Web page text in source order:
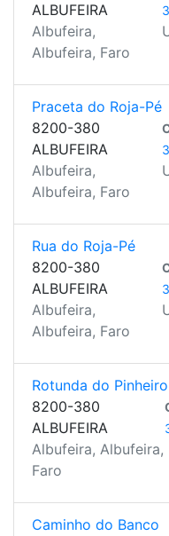
ALBUFEIRA
Albufeira,
Albufeira, Faro
Praceta do Roja-Pé
8200-380
ALBUFEIRA
Albufeira,
Albufeira, Faro
Rua do Roja-Pé
8200-380
ALBUFEIRA
Albufeira,
Albufeira, Faro
Rotunda do Pinheiro
8200-380
ALBUFEIRA
Albufeira, Albufeira,
Faro
Caminho do Banco